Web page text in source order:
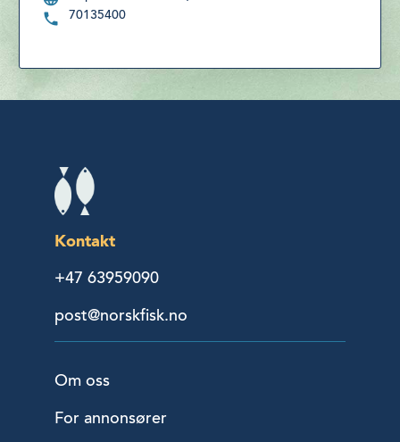
70135400
Kontakt
+47 63959090
post@norskfisk.no
Om oss
For annonsører